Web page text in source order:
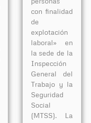
con finalidad
de
explotación
laboral» en
la sede de la
Inspección
General del
Trabajo y la
Seguridad
Social
(MTSS). La